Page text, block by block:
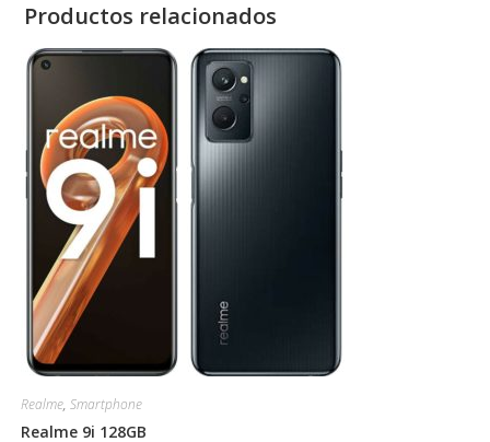
Productos relacionados
Realme, Smartphone
Realme 9i 128GB